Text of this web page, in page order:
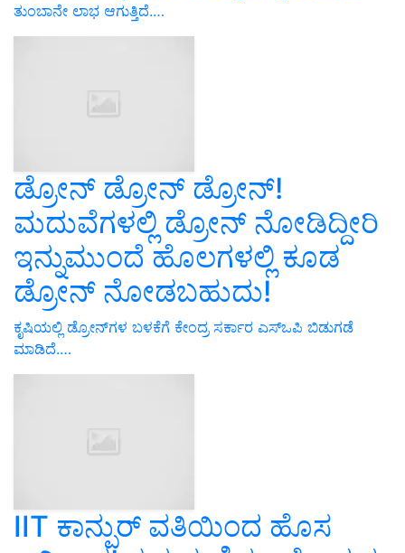
ತುಂಬಾನೇ ಲಾಭ ಆಗುತ್ತಿದೆ.…
ಡ್ರೋನ್ ಡ್ರೋನ್ ಡ್ರೋನ್!
ಮದುವೆಗಳಲ್ಲಿ ಡ್ರೋನ್ ನೋಡಿದ್ದೀರಿ
ಇನ್ನುಮುಂದೆ ಹೊಲಗಳಲ್ಲಿ ಕೂಡ
ಡ್ರೋನ್ ನೋಡಬಹುದು!
ಕೃಷಿಯಲ್ಲಿ ಡ್ರೋನ್‌ಗಳ ಬಳಕೆಗೆ ಕೇಂದ್ರ ಸರ್ಕಾರ ಎಸ್‌ಒಪಿ ಬಿಡುಗಡೆ
ಮಾಡಿದೆ.…
IIT ಕಾನ್ಪುರ್ ವತಿಯಿಂದ ಹೊಸ